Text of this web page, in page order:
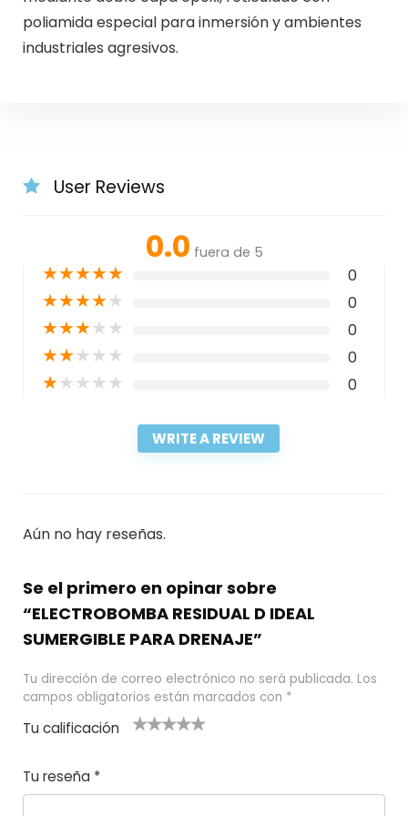
poliamida especial para inmersión y ambientes
industriales agresivos.
User Reviews
0.0 fuera de 5
★★★★★ 0
★★★★★ 0
★★★★★ 0
★★★★★ 0
★★★★★ 0
WRITE A REVIEW
Aún no hay reseñas.
Se el primero en opinar sobre
“ELECTROBOMBA RESIDUAL D IDEAL
SUMERGIBLE PARA DRENAJE”
Tu dirección de correo electrónico no será publicada. Los
campos obligatorios están marcados con *
Tu calificación
e
5
las
s
Tu reseña *